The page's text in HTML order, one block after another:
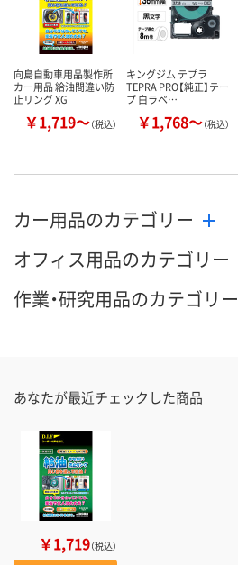
向島自動車用品製作所
カー用品 給油間違い防
止リング XG
￥1,719～（税込）
キングジム テプラ
TEPRA PRO【純正】テー
プ 白ラベ…
￥1,768～（税込）
カー用品のカテゴリー
オフィス用品のカテゴリー
作業・研究用品のカテゴリー
あなたが最近チェックした商品
￥1,719（税込）